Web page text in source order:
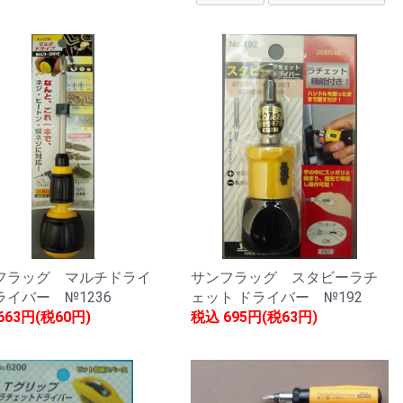
ラッグ マルチドライ
イバー №1236
円(税60円)
サンフラッグ スタビーラチ
ェット ドライバー №192
税込 695円(税63円)